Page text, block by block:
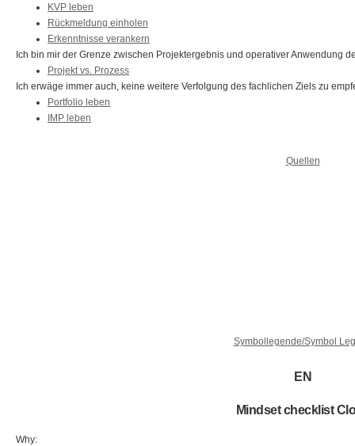
KVP leben
Rückmeldung einholen
Erkenntnisse verankern
Ich bin mir der Grenze zwischen Projektergebnis und operativer Anwendung
Projekt vs. Prozess
Ich erwäge immer auch, keine weitere Verfolgung des fachlichen Ziels zu
Portfolio leben
IMP leben
Quellen
Symbollegende/Symbol
EN
Mindset checklist
Why: